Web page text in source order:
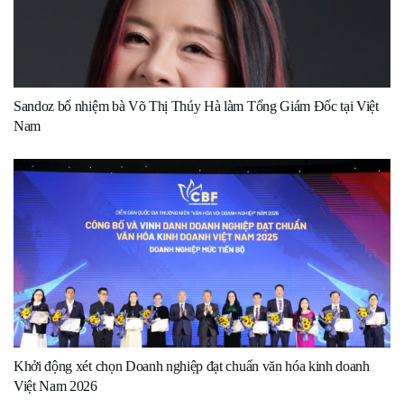
Sandoz bổ nhiệm bà Võ Thị Thúy Hà làm Tổng Giám Đốc tại Việt
Nam
Khởi động xét chọn Doanh nghiệp đạt chuẩn văn hóa kinh doanh
Việt Nam 2026